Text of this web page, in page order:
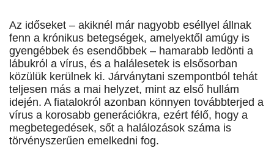
Az időseket – akiknél már nagyobb eséllyel állnak
fenn a krónikus betegségek, amelyektől amúgy is
gyengébbek és esendőbbek – hamarabb ledönti a
lábukról a vírus, és a halálesetek is elsősorban
közülük kerülnek ki. Járványtani szempontból tehát
teljesen más a mai helyzet, mint az első hullám
idején. A fiatalokról azonban könnyen továbbterjed a
vírus a korosabb generációkra, ezért félő, hogy a
megbetegedések, sőt a halálozások száma is
törvényszerűen emelkedni fog.